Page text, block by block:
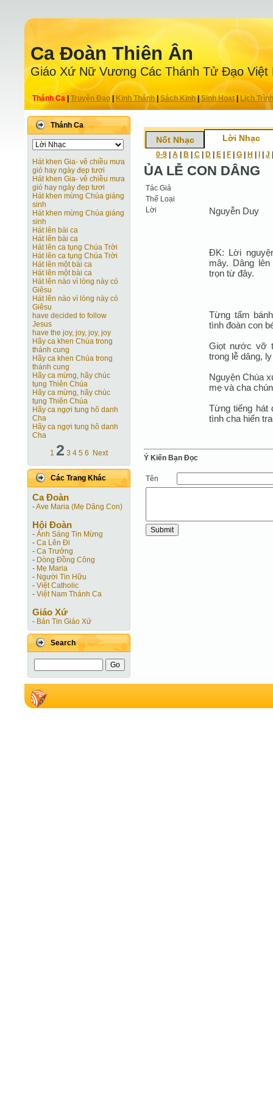
Ca Ðoàn Thiên Ân
Giáo Xứ Nữ Vương Các Thánh Tử Ðạo Việt
Thánh Ca Truyện Ðạo| Kinh Thánh Sách Kinh|Sinh Hoạt| Lịch Trình
Thánh Ca
Hát khen Gia- vê chiều mưa
gió hay ngày đẹp tươi
Hát khen Gia- vê chiều mưa
gió hay ngày đẹp tươi
Hát khen mừng Chúa giáng
sinh
Hát khen mừng Chúa giáng
sinh
Hát lên bài ca
Hát lên bài ca
Hát lên ca tụng Chúa Trời
Hát lên ca tụng Chúa Trời
Hát lên một bài ca
Hát lên một bài ca
Hát lên nào vì lòng này có
Giêsu
Hát lên nào vì lòng này có
Giêsu
have decided to follow
Jesus
have the joy, joy, joy, joy
Hãy ca khen Chúa trong
thánh cung
Hãy ca khen Chúa trong
thánh cung
Hãy ca mừng, hãy chúc
tụng Thiên Chúa
Hãy ca mừng, hãy chúc
tụng Thiên Chúa
Hãy ca ngợi tung hô danh
Cha
Hãy ca ngợi tung hô danh
Cha
1 2 3 4 5 6 Next
Các Trang Khác
Ca Ðoàn
-Ave Maria (Mẹ Dâng Con)
Hội Ðoàn
- Ánh Sáng Tin Mừng
- Ca Lên Đi
- Ca Trưởng
- Dòng Đồng Công
- Mẹ Maria
- Người Tin Hữu
- Việt Catholic
- Việt Nam Thánh Ca
Giáo Xứ
- Bản Tin Giáo Xứ
Search
Nốt Nhạc Lời Nhạc
0-9 A B C D E F G H J
ỦA LỄ CON DÂNG
Tác Giả
Thể Loại
Lời
Nguyễn Duy
ĐK: Lời
mây. Dâng
trọn từ đây.
Từng tấm
tình đoàn con
Giọt nước vỡ
trong lễ dâng,
Nguyện Chúa
mẹ và cha
Từng tiếng hát
tình cha hiến
Ý Kiến Bạn Ðọc
Tên